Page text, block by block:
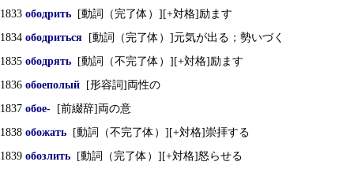
1833 ободрить [動詞（完了体）][+対格]励ます
1834 ободриться [動詞（完了体）]元気が出る；勢いづく
1835 ободрять [動詞（不完了体）][+対格]励ます
1836 обоеполый [形容詞]両性の
1837 обое- [前綴辞]両の意
1838 обожать [動詞（不完了体）][+対格]崇拝する
1839 обозлить [動詞（完了体）][+対格]怒らせる